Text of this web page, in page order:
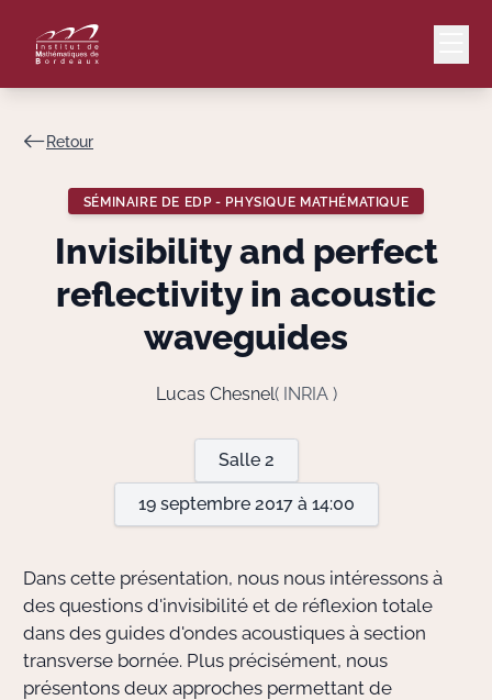
Lang
Valorisation
Doctorant·e·s
Bibliothèque
Retour
SÉMINAIRE DE EDP - PHYSIQUE MATHÉMATIQUE
Invisibility and perfect
reflectivity in acoustic
waveguides
Lucas Chesnel( INRIA )
Salle 2
19 septembre 2017 à 14:00
Dans cette présentation, nous nous intéressons à
des questions d'invisibilité et de réflexion totale
dans des guides d'ondes acoustiques à section
transverse bornée. Plus précisément, nous
présentons deux approches permettant de